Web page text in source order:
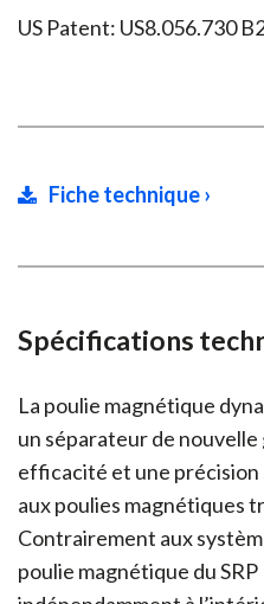
US Patent: US8.056.730
Fiche technique ›
Spécifications
La poulie magnétique
un séparateur de
efficacité et une
aux poulies magnétiques
Contrairement aux
poulie magnétique du